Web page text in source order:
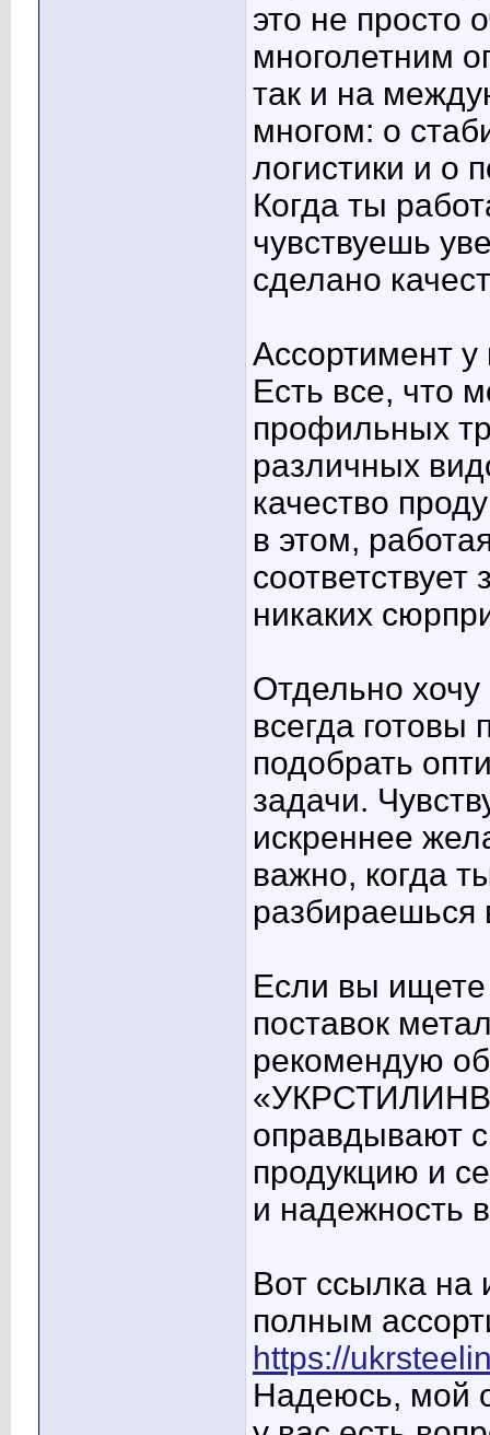
это не просто
многолетним
так и на
многом: о
логистики и о
Когда ты
чувствуешь
сделано
Ассортимент у
Есть все, что
профильных
различных
качество
в этом,
никаких
Отдельно
всегда готовы
подобрать
задачи.
искреннее
важно, когда
разбираешься
Если вы
поставок
рекомендую
оправдывают
продукцию и
и надежность
Вот ссылка на
полным
https://
Надеюсь, мой